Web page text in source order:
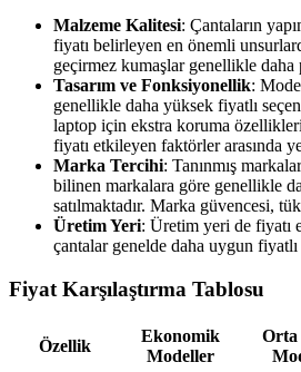
Malzeme Kalitesi: Çantaların
fiyatı belirleyen en önemli
geçirmez kumaşlar genellikle daha
Tasarım ve Fonksiyonellik:
genellikle daha yüksek fiyatlı
laptop için ekstra koruma
fiyatı etkileyen faktörler arasında
Marka Tercihi: Tanınmış
bilinen markalara göre genellikle
satılmaktadır. Marka güvencesi,
Üretim Yeri: Üretim yeri de fiyatı
çantalar genelde daha uygun
Fiyat Karşılaştırma Tablosu
Özellik
Ekonomik
Modeller
Orta